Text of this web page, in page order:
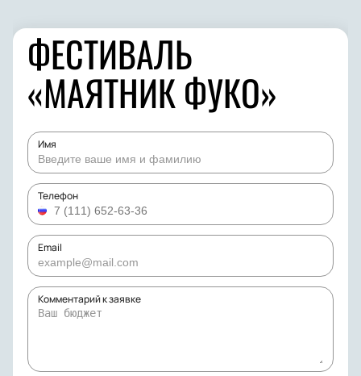
ФЕСТИВАЛЬ
«МАЯТНИК ФУКО»
Имя
Телефон
Email
Комментарий к заявке